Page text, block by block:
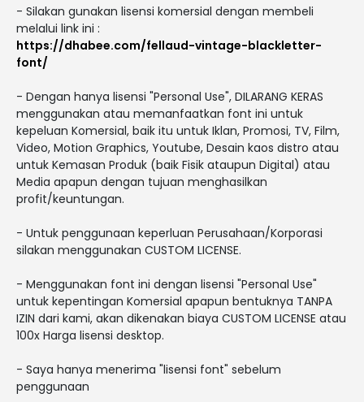
- Silakan gunakan lisensi komersial dengan membeli
melalui link ini :
https://dhabee.com/fellaud-vintage-blackletter-
font/
- Dengan hanya lisensi "Personal Use", DILARANG KERAS
menggunakan atau memanfaatkan font ini untuk
kepeluan Komersial, baik itu untuk Iklan, Promosi, TV, Film,
Video, Motion Graphics, Youtube, Desain kaos distro atau
untuk Kemasan Produk (baik Fisik ataupun Digital) atau
Media apapun dengan tujuan menghasilkan
profit/keuntungan.
- Untuk penggunaan keperluan Perusahaan/Korporasi
silakan menggunakan CUSTOM LICENSE.
- Menggunakan font ini dengan lisensi "Personal Use"
untuk kepentingan Komersial apapun bentuknya TANPA
IZIN dari kami, akan dikenakan biaya CUSTOM LICENSE atau
100x Harga lisensi desktop.
- Saya hanya menerima "lisensi font" sebelum
penggunaan